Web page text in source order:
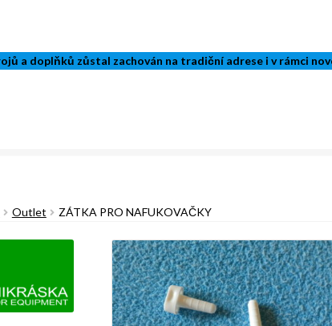
a doplňků zůstal zachován na tradiční adrese i v rámci
Outlet ZÁTKA PRO NAFUKOVAČKY